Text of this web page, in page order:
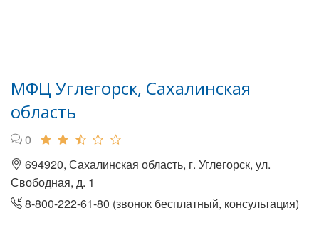
МФЦ Углегорск, Сахалинская
область
0
694920, Сахалинская область, г. Углегорск, ул.
Свободная, д. 1
8-800-222-61-80 (звонок бесплатный, консультация)